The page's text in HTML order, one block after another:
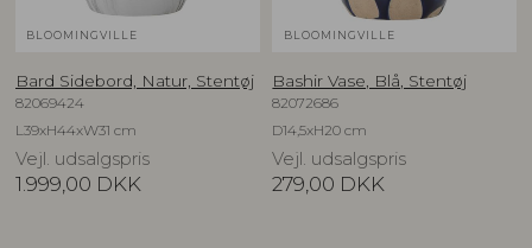
BLOOMINGVILLE
Bard Sidebord, Natur, Stentøj
82069424
L39xH44xW31 cm
Vejl. udsalgspris
1.999,00 DKK
BLOOMINGVILLE
Bashir Vase, Blå, Stentøj
82072686
D14,5xH20 cm
Vejl. udsalgspris
279,00 DKK